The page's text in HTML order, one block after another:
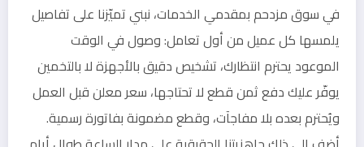
في سوق مزدحم بمقدمي الخدمات، نبني تميّزنا على تفاصيل
يلمسها كل عميل من أول تعامل: وصول في الوقت
الموعود يحترم انتظارك، تشخيص دقيق بالأجهزة لا بالتخمين
يوفّر عليك دفع ثمن قطع لا تحتاجها، سعر معلن قبل العمل
ويُحترم بعده بلا مفاجآت، وقطع مضمونة بفاتورة رسمية.